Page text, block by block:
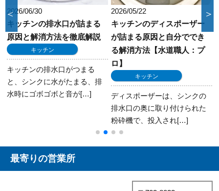
2026/05/22
キッチンのディスポーザー
が詰まる原因と自分ででき
る解消方法【水道職人：プ
ディスポーザーは、シンクの
2024/11/19
蛇口の水が止まらない…ど
うする？プロが教える修理
のコツ【水道職人：プロ】
「ハンドルを回しても蛇口の
水が止まらない…」 「蛇口は
閉まってるのに水[…]
＜ ＞
最寄りの営業所